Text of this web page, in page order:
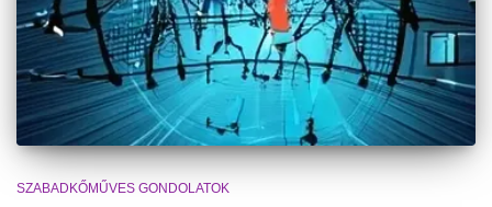
SZABADKŐMŰVES GONDOLATOK